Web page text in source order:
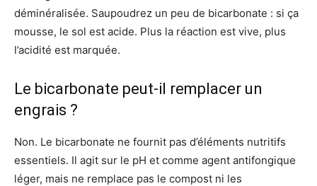
déminéralisée. Saupoudrez un peu de bicarbonate : si ça
mousse, le sol est acide. Plus la réaction est vive, plus
l’acidité est marquée.
Le bicarbonate peut-il remplacer un
engrais ?
Non. Le bicarbonate ne fournit pas d’éléments nutritifs
essentiels. Il agit sur le pH et comme agent antifongique
léger, mais ne remplace pas le compost ni les